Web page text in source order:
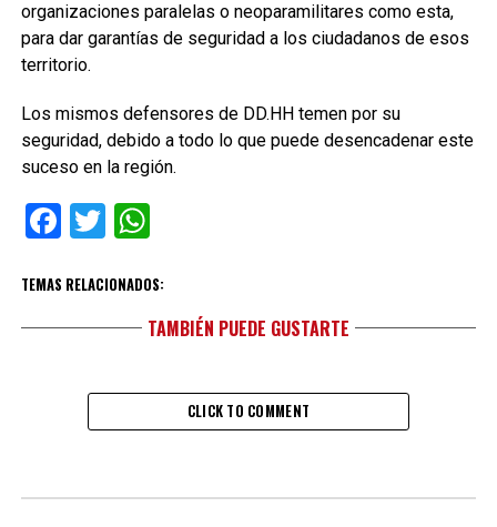
organizaciones paralelas o neoparamilitares como esta,
para dar garantías de seguridad a los ciudadanos de esos
territorio.
Los mismos defensores de DD.HH temen por su
seguridad, debido a todo lo que puede desencadenar este
suceso en la región.
Facebook
TwitterWhatsApp
TEMAS RELACIONADOS:
TAMBIÉN PUEDE GUSTARTE
CLICK TO COMMENT